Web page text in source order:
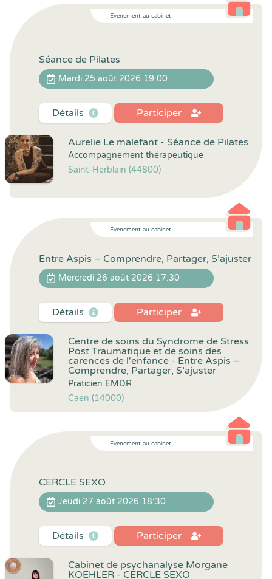
Évènement au cabinet
Séance de Pilates
Mardi 25 août 2026 19:00
Détails Participer
Aurelie Le malefant - Séance de Pilates
Accompagnement thérapeutique
Saint-Herblain (44800)
Évènement au cabinet
Entre Aspis – Comprendre, Partager, S’ajuster
Mercredi 26 août 2026 17:30
Détails Participer
Centre de soins du Syndrome de Stress
Post Traumatique et de soins des
carences de l'enfance - Entre Aspis –
Comprendre, Partager, S’ajuster
Praticien EMDR
Caen (14000)
Évènement au cabinet
CERCLE SEXO
Jeudi 27 août 2026 18:30
Détails Participer
Cabinet de psychanalyse Morgane
KOEHLER - CERCLE SEXO